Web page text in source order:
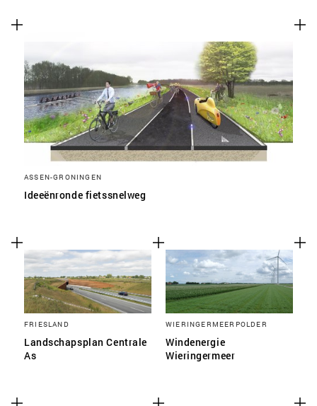
ASSEN-GRONINGEN
Ideeënronde fietssnelweg
FRIESLAND
Landschapsplan Centrale
As
WIERINGERMEERPOLDER
Windenergie
Wieringermeer